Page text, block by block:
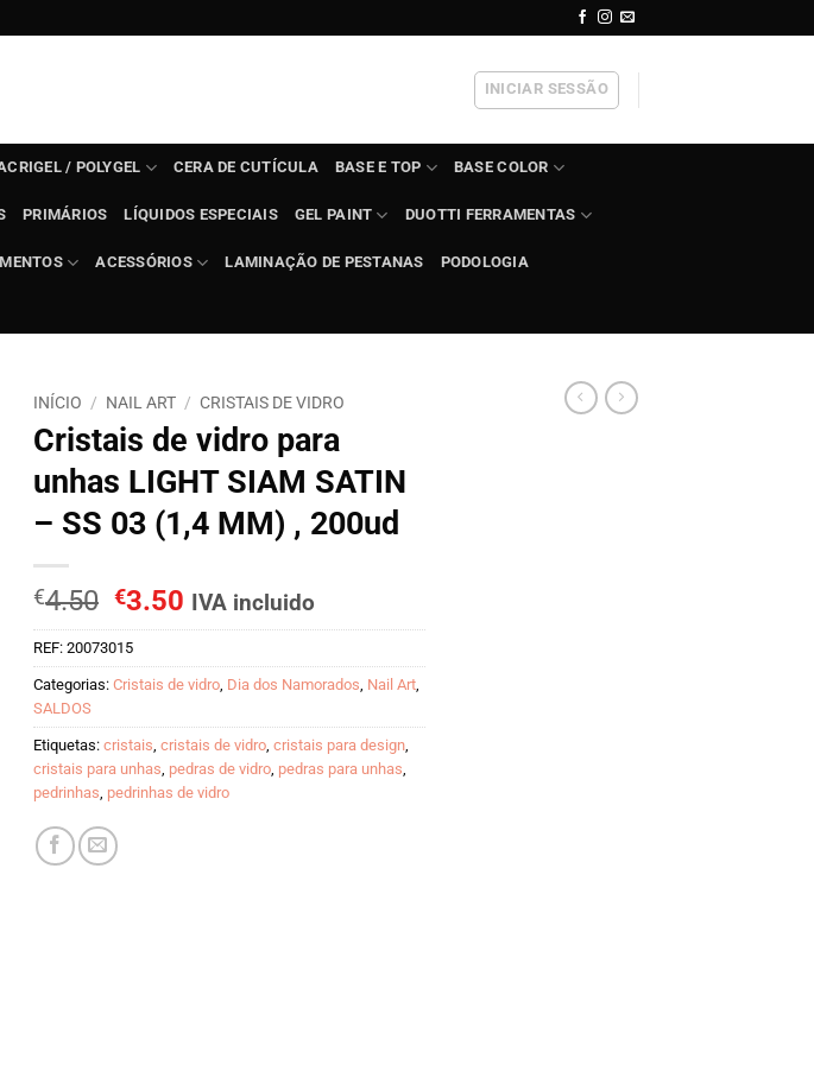
INICIAR SESSÃO
/ POLYGEL CERA DE CUTÍCULA BASE E TOP BASE COLOR
PRIMÁRIOS LÍQUIDOS ESPECIAIS GEL PAINT DUOTTI FERRAMENTAS
ACESSÓRIOS LAMINAÇÃO DE PESTANAS PODOLOGIA
INÍCIO / NAIL ART / CRISTAIS DE VIDRO
Cristais de vidro para
unhas LIGHT SIAM SATIN
– SS 03 (1,4 MM) , 200ud
€4.50 O
preço
original
era:
€3.50 O
preço
é:
IVA incluido
REF: 20073015
Categorias: Cristais de vidro Dia dos Namorados Nail Art
SALDOS
Etiquetas: cristais cristais de vidro cristais para design
cristais para unhas pedras de vidro pedras para unhas
pedrinhas pedrinhas de vidro